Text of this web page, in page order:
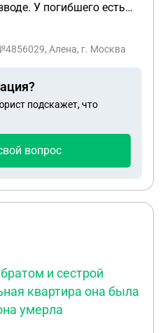
У погибшего есть
С сыном не общался
Алена, г. Москва
подскажет, что
вопрос
и сестрой
квартира она была
умерла